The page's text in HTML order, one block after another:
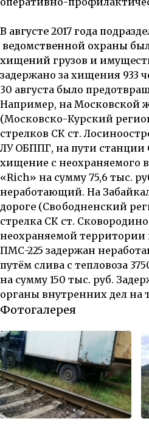
В августе 2017 года
ведомственной охраны
хищений грузов и
задержано за хищения 933
30 августа было
Например, на Московской
(Московско-Курский
стрелков СК ст.
ЛУ ОБППГ, на пути станции
хищение с неохраняемого
«Rich» на сумму 75,6 тыс.
неработающий. На
дороге (Свободненский
стрелка СК ст.
неохраняемой территории
ПМС-225 задержан
путём слива с тепловоза
на сумму 150 тыс. руб.
органы внутренних дел на
Фотогалерея